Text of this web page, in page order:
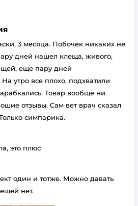
3 месяца. Побочек никаких не
дней нашел клеща, живого,
еще пару дней
утро все плохо, подхватили
Товар вообще ни
отзывы. Сам вет врач сказал
симпарика.
это плюс
один и тотже. Можно давать
нет.